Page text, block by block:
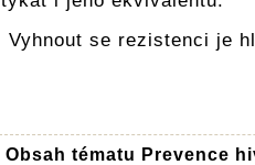
Vyhnout se rezistenci je
Obsah tématu Prevence